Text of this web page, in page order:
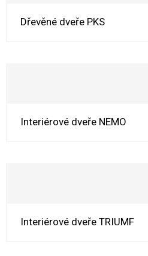
Dřevěné dveře PKS
Interiérové dveře NEMO
Interiérové dveře TRIUMF